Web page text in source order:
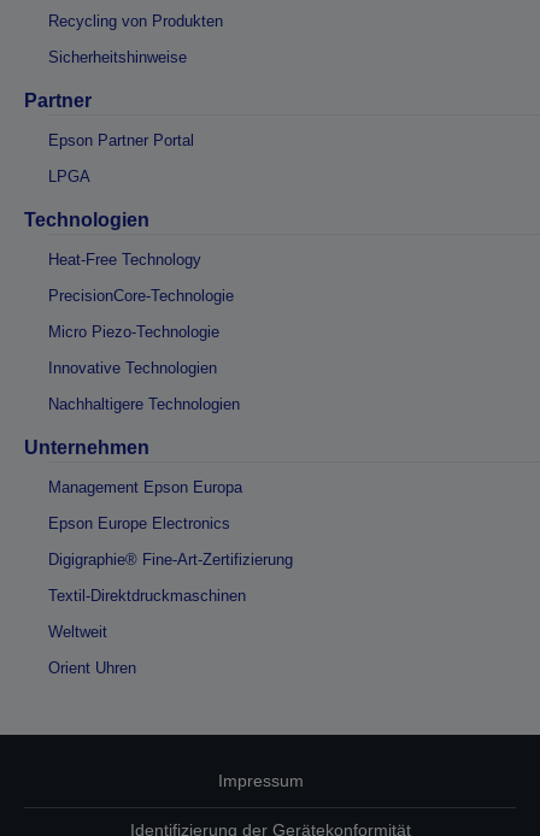
Recycling von Produkten
Sicherheitshinweise
Partner
Epson Partner Portal
LPGA
Technologien
Heat-Free Technology
PrecisionCore-Technologie
Micro Piezo-Technologie
Innovative Technologien
Nachhaltigere Technologien
Unternehmen
Management Epson Europa
Epson Europe Electronics
Digigraphie® Fine-Art-Zertifizierung
Textil-Direktdruckmaschinen
Weltweit
Orient Uhren
Impressum
Identifizierung der Gerätekonformität